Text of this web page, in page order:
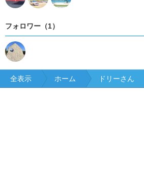
フォロワー（1）
全表示 ホーム ドリーさん